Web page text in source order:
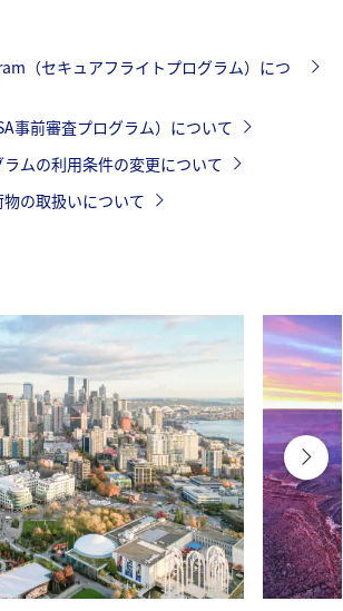
（セキュアフライトプログラム）につ
事前審査プログラム）について
ムの利用条件の変更について
の取扱いについて